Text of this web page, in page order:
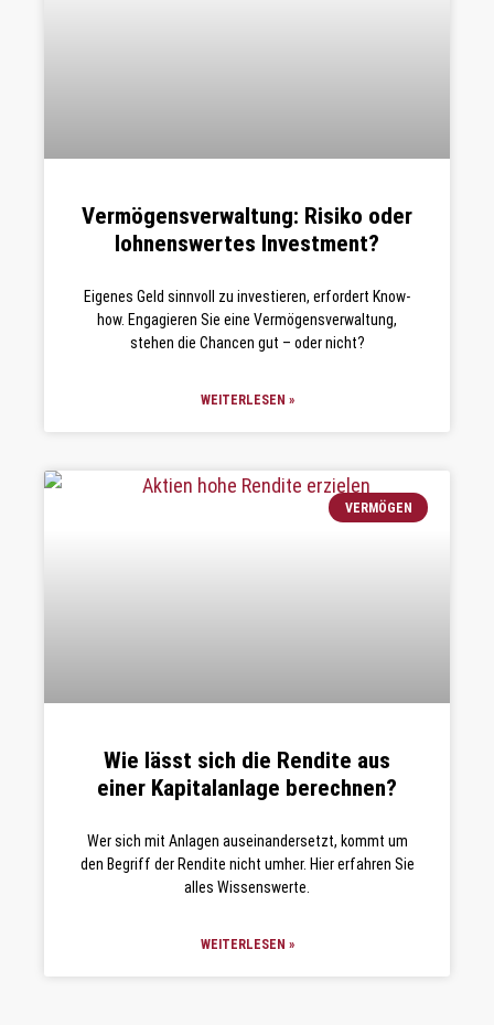
Vermögensverwaltung: Risiko oder
lohnenswertes Investment?
Eigenes Geld sinnvoll zu investieren, erfordert Know-
how. Engagieren Sie eine Vermögensverwaltung,
stehen die Chancen gut – oder nicht?
WEITERLESEN »
VERMÖGEN
Wie lässt sich die Rendite aus
einer Kapitalanlage berechnen?
Wer sich mit Anlagen auseinandersetzt, kommt um
den Begriff der Rendite nicht umher. Hier erfahren Sie
alles Wissenswerte.
WEITERLESEN »